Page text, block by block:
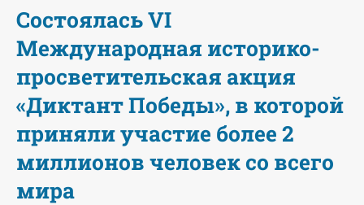
Состоялась VI
Международная историко-
просветительская акция
«Диктант Победы», в которой
приняли участие более 2
миллионов человек со всего
мира